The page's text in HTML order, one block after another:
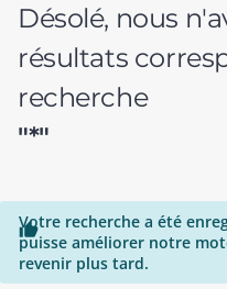
Désolé, nous
résultats
recherche
"*"

Votre recherche a été
puisse améliorer notre
revenir plus tard.